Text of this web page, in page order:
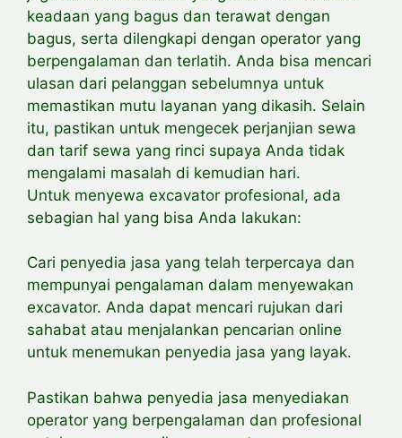
keadaan yang bagus dan terawat dengan
bagus, serta dilengkapi dengan operator yang
berpengalaman dan terlatih. Anda bisa mencari
ulasan dari pelanggan sebelumnya untuk
memastikan mutu layanan yang dikasih. Selain
itu, pastikan untuk mengecek perjanjian sewa
dan tarif sewa yang rinci supaya Anda tidak
mengalami masalah di kemudian hari.
Untuk menyewa excavator profesional, ada
sebagian hal yang bisa Anda lakukan:
Cari penyedia jasa yang telah terpercaya dan
mempunyai pengalaman dalam menyewakan
excavator. Anda dapat mencari rujukan dari
sahabat atau menjalankan pencarian online
untuk menemukan penyedia jasa yang layak.
Pastikan bahwa penyedia jasa menyediakan
operator yang berpengalaman dan profesional